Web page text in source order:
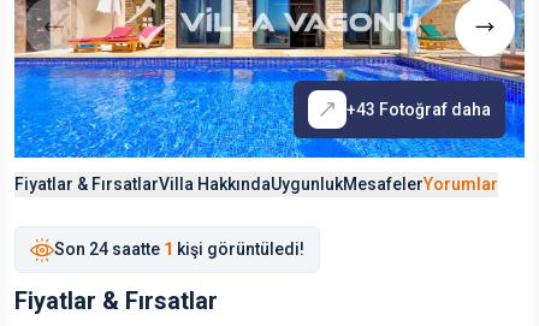
+43 Fotoğraf daha
Fiyatlar & FırsatlarVilla HakkındaUygunlukMesafelerYorumlar
Son 24 saatte 1 kişi görüntüledi!
Fiyatlar & Fırsatlar